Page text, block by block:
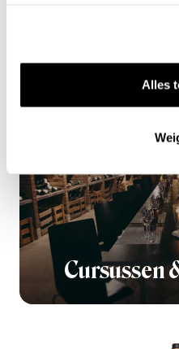
Alles
Alle wijnen
Cursussen